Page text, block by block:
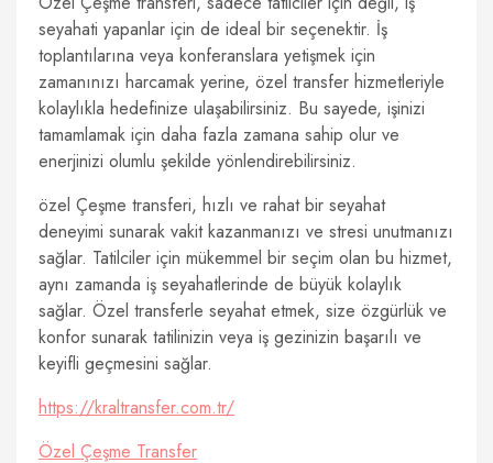
seyahati yapanlar için de ideal bir seçenektir. İş
toplantılarına veya konferanslara yetişmek için
zamanınızı harcamak yerine, özel transfer hizmetleriyle
kolaylıkla hedefinize ulaşabilirsiniz. Bu sayede, işinizi
tamamlamak için daha fazla zamana sahip olur ve
enerjinizi olumlu şekilde yönlendirebilirsiniz.
özel Çeşme transferi, hızlı ve rahat bir seyahat
deneyimi sunarak vakit kazanmanızı ve stresi unutmanızı
sağlar. Tatilciler için mükemmel bir seçim olan bu hizmet,
aynı zamanda iş seyahatlerinde de büyük kolaylık
sağlar. Özel transferle seyahat etmek, size özgürlük ve
konfor sunarak tatilinizin veya iş gezinizin başarılı ve
keyifli geçmesini sağlar.
https://kraltransfer.com.tr/
Özel Çeşme Transfer